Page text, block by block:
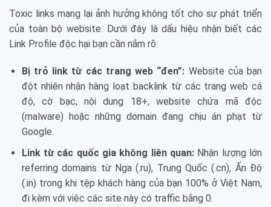
Toxic links mang lại ảnh hưởng không tốt cho sự phát triển
của toàn bộ website. Dưới đây là dấu hiệu nhận biết các
Link Profile độc hại bạn cần nắm rõ:
Bị trỏ link từ các trang web “đen”: Website của bạn
đột nhiên nhận hàng loạt backlink từ các trang web cá
độ, cờ bạc, nội dung 18+, website chứa mã độc
(malware) hoặc những domain đang chịu án phạt từ
Google.
Link từ các quốc gia không liên quan: Nhận lượng lớn
referring domains từ Nga (.ru), Trung Quốc (.cn), Ấn Độ
(.in) trong khi tệp khách hàng của bạn 100% ở Việt Nam,
đi kèm với việc các site này có traffic bằng 0.